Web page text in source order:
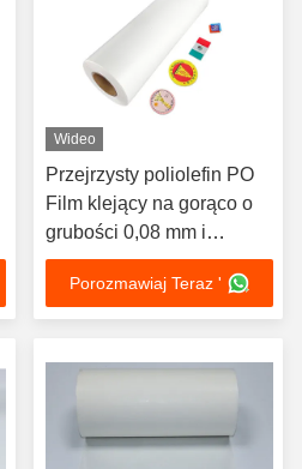
Wideo
Przejrzysty poliolefin PO
Film klejący na gorąco o
grubości 0,08 mm i
odporny na pranie
40°C/72H do plastra
haftowego
Porozmawiaj Teraz '